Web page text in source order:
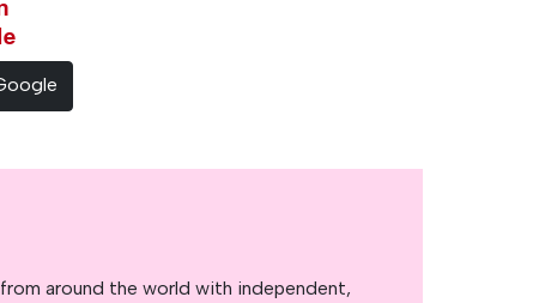
around the world with independent,